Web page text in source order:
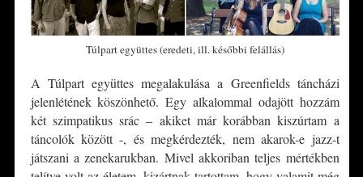
Túlpart együttes (eredeti, ill. későbbi felállás)
A Túlpart együttes megalakulása a Greenfields táncházi
jelenlétének köszönhető. Egy alkalommal odajött hozzám
két szimpatikus srác – akiket már korábban kiszúrtam a
táncolók között -, és megkérdezték, nem akarok-e jazz-t
játszani a zenekarukban. Mivel akkoriban teljes mértékben